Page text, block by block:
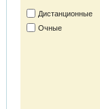
Дистанционные
Очные